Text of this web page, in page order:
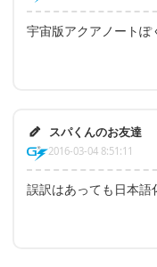
宇宙版アクアノートぽ
スパくんのお友達
2016-03-04 8:51:11
誤訳はあっても日本語